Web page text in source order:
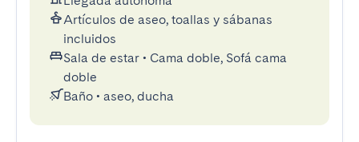
Artículos de aseo, toallas y sábanas
incluidos
Sala de estar • Cama doble, Sofá cama
doble
Baño • aseo, ducha